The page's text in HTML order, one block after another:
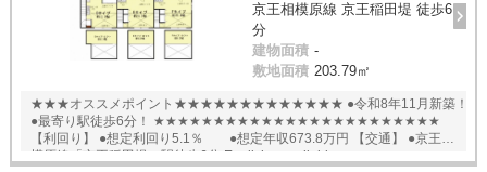
京王相模原線 京王稲田堤 徒歩6
分
建物面積 -
敷地面積 203.79㎡
★★★オススメポイント★★★★★★★★★★★★★ ●令和8年11月新築！
●最寄り駅徒歩6分！ ★★★★★★★★★★★★★★★★★★★★★★★★
【利回り】 ●想定利回り5.1％ ●想定年収673.8万円 【交通】 ●京王相
模原線「京王稲田堤」駅徒歩6分 English available